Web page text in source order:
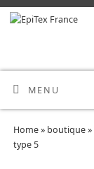
MENU
Home» boutique»
type 5